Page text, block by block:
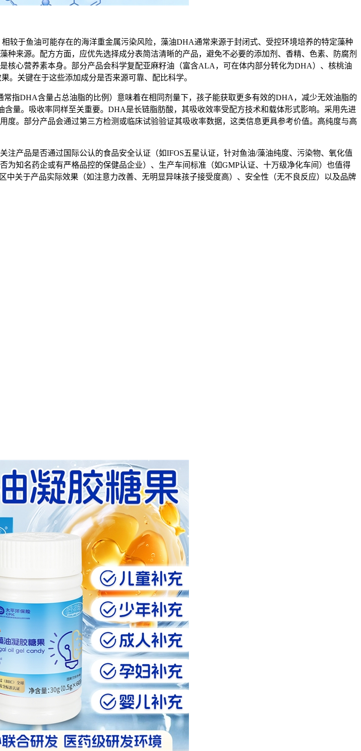
较于鱼油可能存在的海洋重金属污染风险，藻油DHA通常来源于封闭式、受控环境培养的特定藻种
种来源。配方方面，应优先选择成分表简洁清晰的产品，避免不必要的添加剂、香精、色素、防腐剂
核心营养素本身。部分产品会科学复配亚麻籽油（富含ALA，可在体内部分转化为DHA）、核桃油
。关键在于这些添加成分是否来源可靠、配比科学。
指DHA含量占总油脂的比例）意味着在相同剂量下，孩子能获取更多有效的DHA，减少无效油脂的
量。吸收率同样至关重要。DHA是长链脂肪酸，其吸收效率受配方技术和载体形式影响。采用先进
。部分产品会通过第三方检测或临床试验验证其吸收率数据，这类信息更具参考价值。高纯度与高
注产品是否通过国际公认的食品安全认证（如IFOS五星认证，针对鱼油/藻油纯度、污染物、氧化值
知名药企或有严格品控的保健品企业）、生产车间标准（如GMP认证、十万级净化车间）也值得
关于产品实际效果（如注意力改善、无明显异味孩子接受度高）、安全性（无不良反应）以及品牌